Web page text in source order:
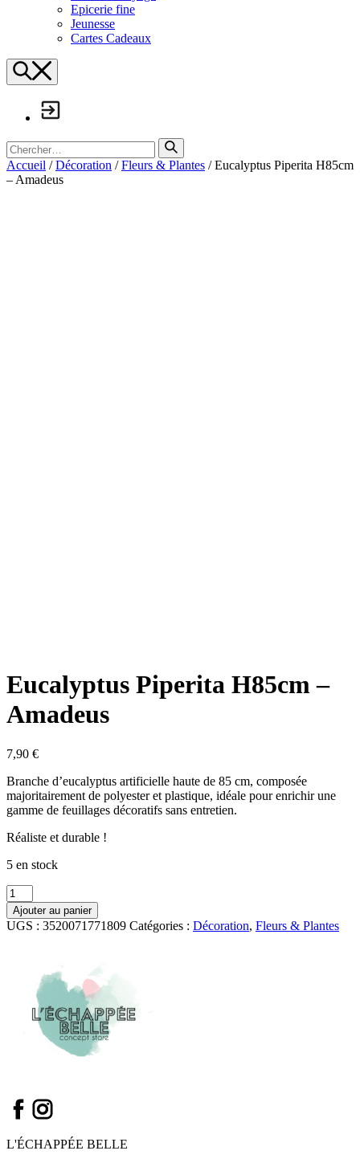
Epicerie fine
Jeunesse
Cartes Cadeaux
Search
Search
for
Accueil /Décoration /Fleurs & Plantes / Eucalyptus Piperita H85cm
– Amadeus
Eucalyptus Piperita H85cm –
Amadeus
7,90 €
Branche d’eucalyptus artificielle haute de 85 cm, composée
majoritairement de polyester et plastique, idéale pour enrichir une
gamme de feuillages décoratifs sans entretien.
Réaliste et durable !
5 en stock
quantité
de
Eucalyptus
Piperita
Amadeus
Ajouter au panier
UGS : 3520071771809 Catégories : Décoration, Fleurs & Plantes
L'ÉCHAPPÉE BELLE